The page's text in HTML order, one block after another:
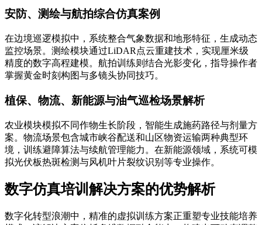
安防、测绘与航拍综合仿真案例
在边境巡逻模拟中，系统整合气象数据和地形特征，生成动态
监控场景。测绘模块通过LiDAR点云重建技术，实现厘米级
精度的数字高程建模。航拍训练则结合光影变化，指导操作者
掌握黄金时刻构图与多镜头协同技巧。
植保、物流、新能源与油气巡检场景解析
农业模块模拟不同作物生长阶段，智能生成施药路径与剂量方
案。物流场景包含城市峡谷配送和山区物资运输两种典型环
境，训练避障算法与续航管理能力。在新能源领域，系统可模
拟光伏板热斑检测与风机叶片裂纹识别等专业操作。
数字仿真培训解决方案的优势解析
数字化转型浪潮中，精准的虚拟训练方案正重塑专业技能培养